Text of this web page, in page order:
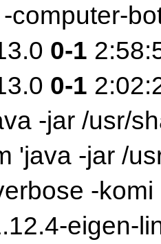
computer-
0-1
0-1
-jar /usr/
'java -jar /
-
eigen-